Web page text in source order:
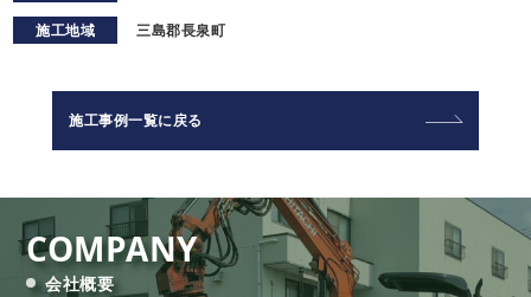
施工地域 三島郡長泉町
施工事例一覧に戻る
COMPANY
会社概要